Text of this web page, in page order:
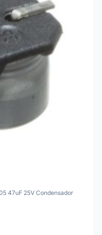
47uF 25V Condensador